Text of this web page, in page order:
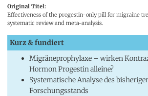
Original Titel:
Effectiveness of the progestin-only pill for migraine
systematic review and meta-analysis.
Kurz & fundiert
Migräneprophylaxe – wirken
Hormon Progestin alleine?
Systematische Analyse des
Forschungsstands